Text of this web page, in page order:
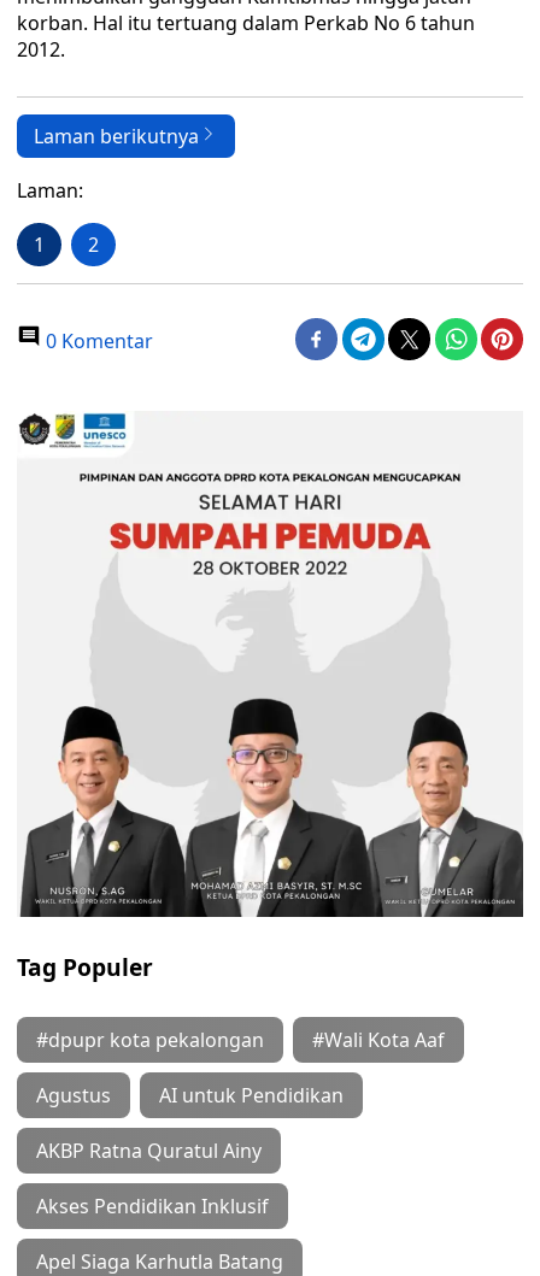
korban. Hal itu tertuang dalam Perkab No 6 tahun
2012.
Laman berikutnya
Laman:
1 2
0 Komentar
Tag Populer
#dpupr kota pekalongan #Wali Kota Aaf
Agustus AI untuk Pendidikan
AKBP Ratna Quratul Ainy
Akses Pendidikan Inklusif
Apel Siaga Karhutla Batang